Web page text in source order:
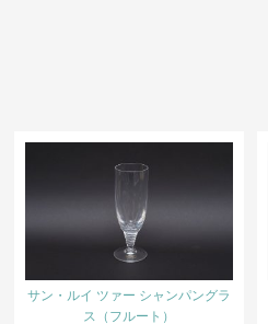
サン・ルイ ツァー シャンパングラ
ス（フルート）